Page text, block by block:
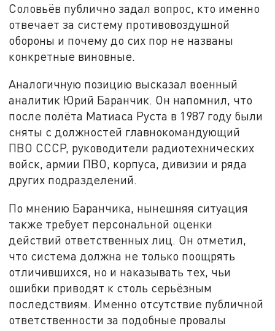
Соловьёв публично задал вопрос, кто именно
отвечает за систему противовоздушной
обороны и почему до сих пор не названы
конкретные виновные.
Аналогичную позицию высказал военный
аналитик Юрий Баранчик. Он напомнил, что
после полёта Матиаса Руста в 1987 году были
сняты с должностей главнокомандующий
ПВО СССР, руководители радиотехнических
войск, армии ПВО, корпуса, дивизии и ряда
других подразделений.
По мнению Баранчика, нынешняя ситуация
также требует персональной оценки
действий ответственных лиц. Он отметил,
что система должна не только поощрять
отличившихся, но и наказывать тех, чьи
ошибки приводят к столь серьёзным
последствиям. Именно отсутствие публичной
ответственности за подобные провалы